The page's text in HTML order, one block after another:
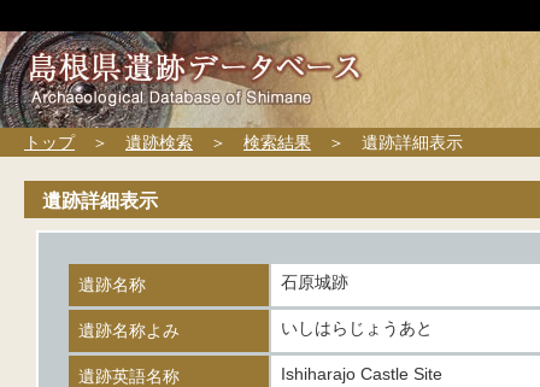
トップ＞ 遺跡検索 ＞ 検索結果 ＞ 遺跡詳細表示
遺跡詳細表示
遺跡名称 石原城跡
遺跡名称よみ いしはらじょうあと
遺跡英語名称 Ishiharajo Castle Site